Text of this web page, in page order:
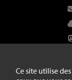
Ce site utilise